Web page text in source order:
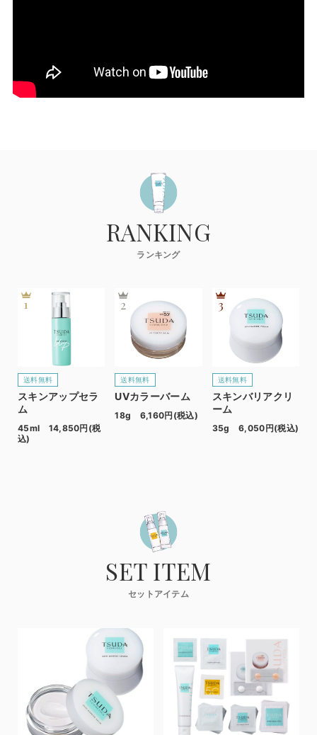
RANKING
ランキング
1
送料無料
スキンアップセラ
ム
45ml 14,850円(税
込)
2
送料無料
UVカラーバーム
18g 6,160円(税込)
3
送料無料
スキンバリアクリ
ーム
35g 6,050円(税込)
SET ITEM
セットアイテム